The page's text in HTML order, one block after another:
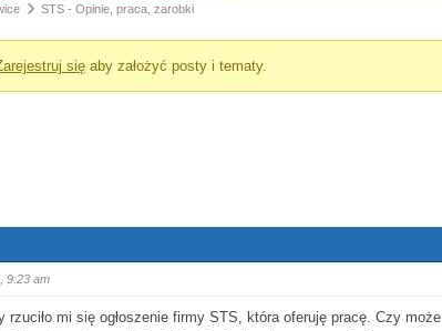
STS - Opinie, praca, zarobki
się aby założyć posty i tematy.
9:23 am
rzuciło mi się ogłoszenie firmy STS, która oferuję pracę. Czy może